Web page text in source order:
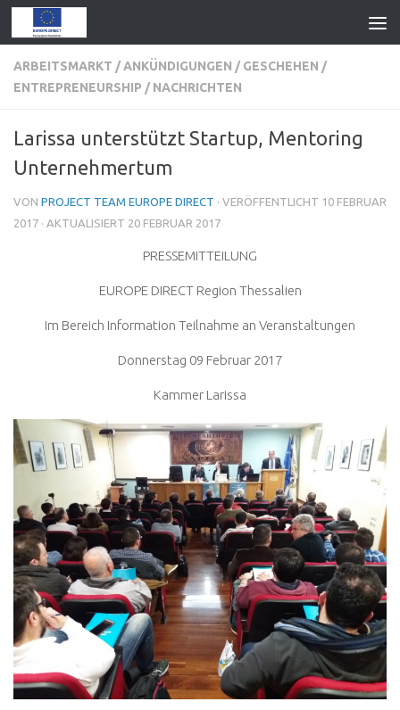
ARBEITSMARKT /ANKÜNDIGUNGEN / GESCHEHEN /
ENTREPRENEURSHIP / NACHRICHTEN
Larissa unterstützt Startup, Mentoring
Unternehmertum
VON PROJECT TEAM EUROPE DIRECT · VERÖFFENTLICHT 10 FEBRUAR
2017 · AKTUALISIERT 20 FEBRUAR 2017
PRESSEMITTEILUNG
EUROPE DIRECT Region Thessalien
Im Bereich Information Teilnahme an Veranstaltungen
Donnerstag 09 Februar 2017
Kammer Larissa